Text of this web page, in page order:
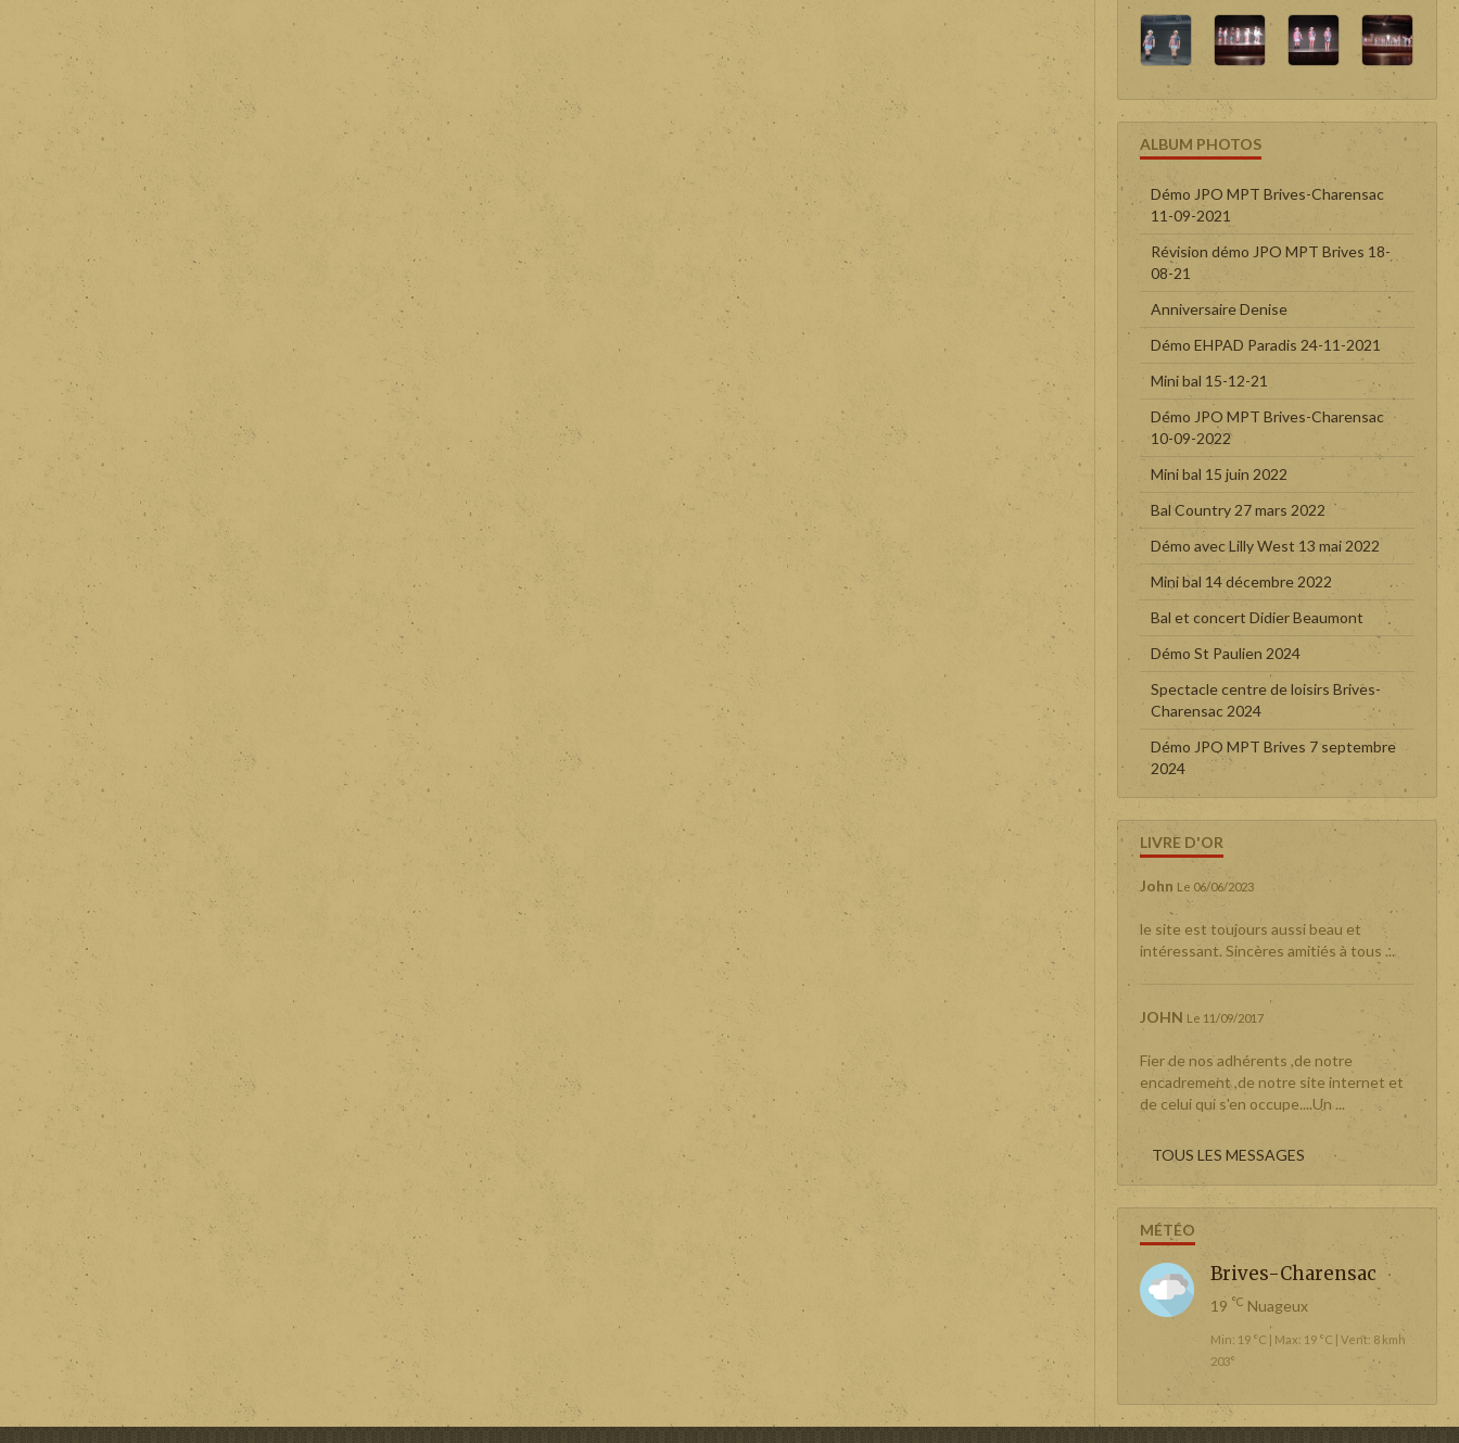
ALBUM PHOTOS
Démo JPO MPT Brives-Charensac
11-09-2021
Révision démo JPO MPT Brives 18-
08-21
Anniversaire Denise
Démo EHPAD Paradis 24-11-2021
Mini bal 15-12-21
Démo JPO MPT Brives-Charensac
10-09-2022
Mini bal 15 juin 2022
Bal Country 27 mars 2022
Démo avec Lilly West 13 mai 2022
Mini bal 14 décembre 2022
Bal et concert Didier Beaumont
Démo St Paulien 2024
Spectacle centre de loisirs Brives-
Charensac 2024
Démo JPO MPT Brives 7 septembre
2024
LIVRE D'OR
John Le 06/06/2023
le site est toujours aussi beau et
intéressant. Sincères amitiés à tous ...
JOHN Le 11/09/2017
Fier de nos adhérents ,de notre
encadrement ,de notre site internet et
de celui qui s'en occupe....Un ...
TOUS LES MESSAGES
MÉTÉO
Brives-Charensac
19 °C Nuageux
Min: 19 °C | Max: 19 °C | Vent: 8 kmh
203°